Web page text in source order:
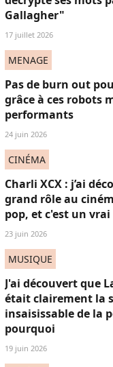
Gallagher"
17 juillet 2026
MENAGE
Pas de burn out
grâce à ces robots
performants
24 juin 2026
CINÉMA
Charli XCX : j’ai
grand rôle au
pop, et c'est un vrai
23 juin 2026
MUSIQUE
J'ai découvert que
était clairement la
insaisissable de la
pourquoi
19 juin 2026